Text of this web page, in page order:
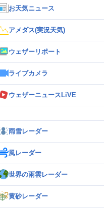
お天気ニュース
アメダス(実況天気)
ウェザーリポート
ライブカメラ
ウェザーニュースLiVE
雨雪レーダー
風レーダー
世界の雨雲レーダー
黄砂レーダー